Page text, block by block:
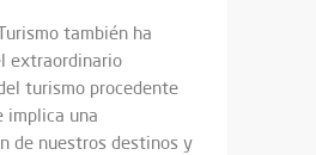
también ha
extraordinario
turismo procedente
implica una
de nuestros destinos y